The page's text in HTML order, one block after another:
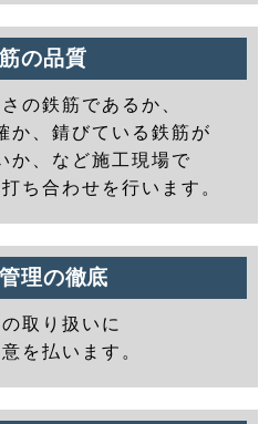
の品質
の鉄筋であるか、
か、錆びている鉄筋が
か、など施工現場で
ち合わせを行います。
理の徹底
取り扱いに
を払います。